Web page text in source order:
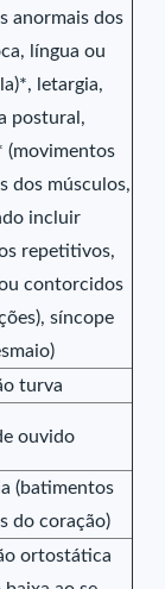
anormais dos
língua ou
letargia,
postural,
(movimentos
dos músculos,
incluir
repetitivos,
contorcidos
síncope
turva
ouvido
(batimentos
do coração)
ortostática